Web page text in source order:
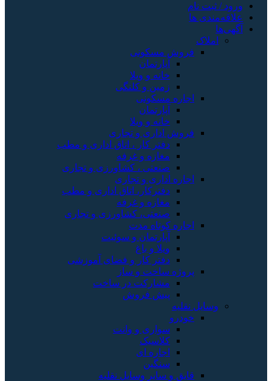
ورود / ثبت نام
علاقه‌مندی ها
آگهی‌ها
املاک
فروش مسکونی
آپارتمان
خانه و ویلا
زمین و کلنگی
اجاره مسکونی
آپارتمان
خانه و ویلا
فروش اداری و تجاری
دفتر کار ، اتاق اداری و مطب
مغازه و غرفه
صنعتی ، کشاورزی و تجاری
اجاره اداری و تجاری
دفترکار، اتاق اداری و مطب
مغازه و غرفه
صنعتی، کشاورزی و تجاری
اجاره کوتاه مدت
آپارتمان و سوئیت
ویلا و باغ
دفتر کار و فضای آموزشی
پروژه ساخت و ساز
مشارکت در ساخت
پیش فروش
وسایل نقلیه
خودرو
سواری و وانت
کلاسیک
اجاره ای
سنگین
قایق و سایر وسایل نقلیه